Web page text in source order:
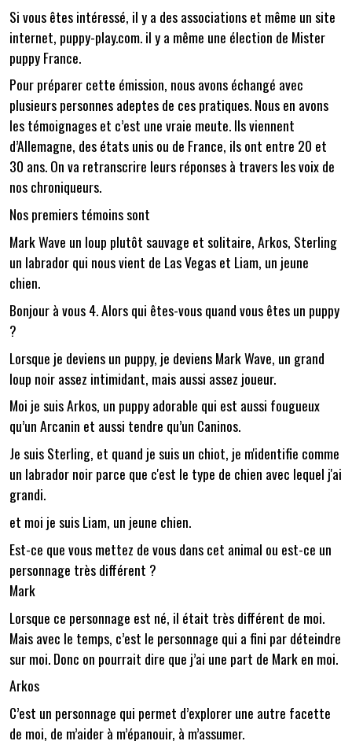
Si vous êtes intéressé, il y a des associations et même un site
internet, puppy-play.com. il y a même une élection de Mister
puppy France.
Pour préparer cette émission, nous avons échangé avec
plusieurs personnes adeptes de ces pratiques. Nous en avons
les témoignages et c’est une vraie meute. Ils viennent
d’Allemagne, des états unis ou de France, ils ont entre 20 et
30 ans. On va retranscrire leurs réponses à travers les voix de
nos chroniqueurs.
Nos premiers témoins sont
Mark Wave un loup plutôt sauvage et solitaire, Arkos, Sterling
un labrador qui nous vient de Las Vegas et Liam, un jeune
chien.
Bonjour à vous 4. Alors qui êtes-vous quand vous êtes un puppy
?
Lorsque je deviens un puppy, je deviens Mark Wave, un grand
loup noir assez intimidant, mais aussi assez joueur.
Moi je suis Arkos, un puppy adorable qui est aussi fougueux
qu’un Arcanin et aussi tendre qu’un Caninos.
Je suis Sterling, et quand je suis un chiot, je m'identifie comme
un labrador noir parce que c'est le type de chien avec lequel j'ai
grandi.
et moi je suis Liam, un jeune chien.
Est-ce que vous mettez de vous dans cet animal ou est-ce un
personnage très différent ?
Mark
Lorsque ce personnage est né, il était très différent de moi.
Mais avec le temps, c’est le personnage qui a fini par déteindre
sur moi. Donc on pourrait dire que j’ai une part de Mark en moi.
Arkos
C’est un personnage qui permet d’explorer une autre facette
de moi, de m’aider à m’épanouir, à m’assumer.